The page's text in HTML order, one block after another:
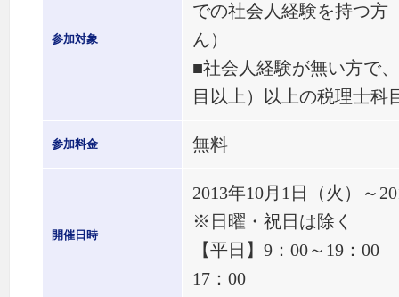
参加対象
での社会人経験を持つ方
ん）
■社会人経験が無い方で
目以上）以上の税理士科
参加料金 無料
開催日時
2013年10月1日（火）
※日曜・祝日は除く
【平日】9：00～19：
17：00